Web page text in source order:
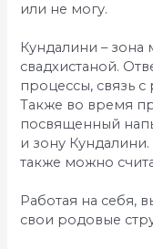
или не могу.
Кундалини –
свадхистаной.
процессы, связь
Также во время
посвященный
и зону
также можно
Работая на себя,
свои родовые